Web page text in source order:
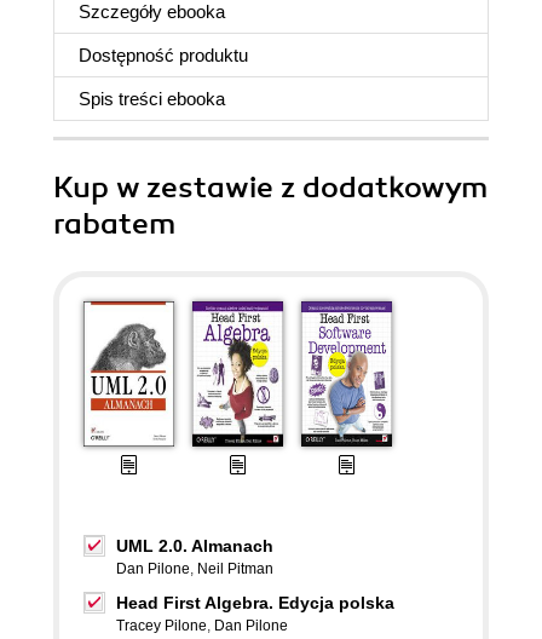
Szczegóły ebooka
Dostępność produktu
Spis treści ebooka
Kup w zestawie z dodatkowym
rabatem
UML 2.0. Almanach
Dan Pilone, Neil Pitman
Head First Algebra. Edycja polska
Tracey Pilone, Dan Pilone